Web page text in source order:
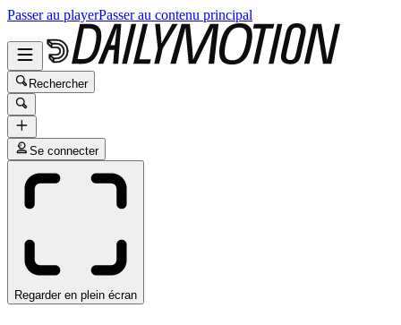
Passer au playerPasser au contenu principal
Rechercher
Se connecter
Regarder en plein écran